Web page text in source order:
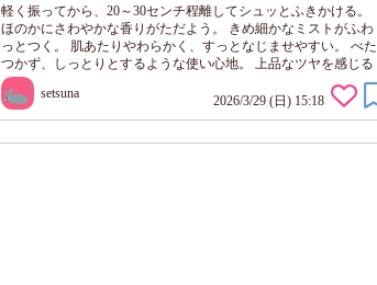
軽く振ってから、20～30センチ程離してシュッとふきかける。
ほのかにさわやかな香りがただよう。 きめ細かなミストがふわ
っとつく。 肌あたりやわらかく、すっとなじませやすい。 べた
つかず、しっとりとするような使い心地。 上品なツヤを感じる
ような仕上がりへ（個人の体験による） 私は、午後のメイク直
しの時に使うのが気に入ってます。
setsuna 2026/3/29 (日) 15:18